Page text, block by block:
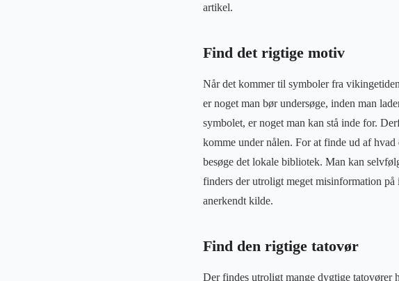
artikel.
Find det rigtige motiv
Når det kommer til symboler fra
er noget man bør undersøge, inden man
symbolet, er noget man kan stå inde for.
komme under nålen. For at finde ud af
besøge det lokale bibliotek. Man kan
finders der utroligt meget misinformation på
anerkendt kilde.
Find den rigtige tatovør
Der findes utroligt mange dygtige tatovører